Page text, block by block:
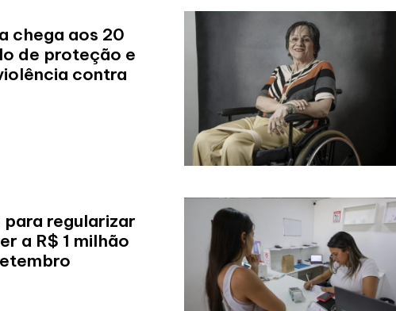
chega aos 20
de proteção e
contra
regularizar
a R$ 1 milhão